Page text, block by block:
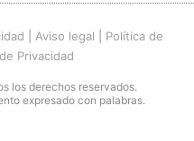
Aviso legal
Política de
Privacidad
los derechos reservados.
expresado con palabras.